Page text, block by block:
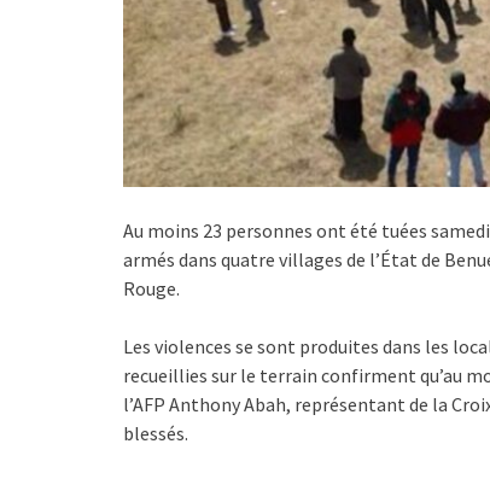
Au moins 23 personnes ont été tuées
armés dans quatre villages de l’État de
Rouge.
Les violences se sont produites dans les
recueillies sur le terrain confirment qu’au
l’AFP Anthony Abah, représentant de la
blessés.